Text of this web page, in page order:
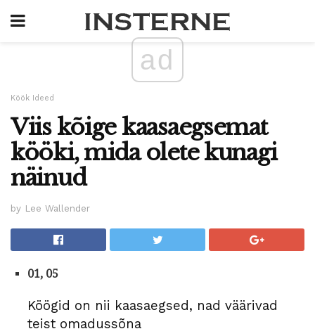
ad
Köök Ideed
Viis kõige kaasaegsemat
kööki, mida olete kunagi
näinud
by Lee Wallender
01, 05
Köögid on nii kaasaegsed, nad väärivad
teist omadussõna